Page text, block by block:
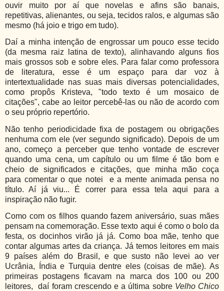
ouvir muito por aí que novelas e afins são banais,
repetitivas, alienantes, ou seja, tecidos ralos, e algumas são
mesmo (há joio e trigo em tudo).
Daí a minha intenção de engrossar um pouco esse tecido
(da mesma raiz latina de texto), alinhavando alguns fios
mais grossos sob e sobre eles. Para falar como professora
de literatura, esse é um espaço para dar voz à
intertextualidade nas suas mais diversas potencialidades,
como propôs Kristeva, "todo texto é um mosaico de
citações", cabe ao leitor percebê-las ou não de acordo com
o seu próprio repertório.
Não tenho periodicidade fixa de postagem ou obrigações
nenhuma com ele (ver segundo significado). Depois de um
ano, começo a perceber que tenho vontade de escrever
quando uma cena, um capítulo ou um filme é tão bom e
cheio de significados e citações, que minha mão coça
para comentar o que notei e a mente animada pensa no
título. Aí já viu... É correr para essa tela aqui para a
inspiração não fugir.
Como com os filhos quando fazem aniversário, suas mães
pensam na comemoração. Esse texto aqui é como o bolo da
festa, os docinhos virão já já. Como boa mãe, tenho que
contar algumas artes da criança. Já temos leitores em mais
9 países além do Brasil, e que susto não levei ao ver
Ucrânia, Índia e Turquia dentre eles (coisas de mãe). As
primeiras postagens ficavam na marca dos 100 ou 200
leitores,
daí foram crescendo e a última sobre Velho Chico